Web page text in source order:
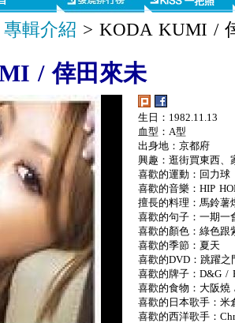
專輯介紹 > KODA KUMI /
/ 倖田來未
生日：1982.11.13
血型：A型
出身地：京都府
興趣：逛街買東西、
喜歡的運動：回力球
喜歡的音樂：HIP
擅長的料理：馬鈴薯
喜歡的句子：一期一
喜歡的顏色：綠色跟
喜歡的季節：夏天
喜歡的DVD：跳躍之
喜歡的牌子：D&G /
喜歡的食物：大阪
喜歡的日本歌手：
喜歡的西洋歌手：